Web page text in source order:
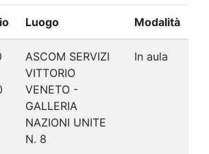
Luogo Modalità
ASCOM SERVIZI
VITTORIO
VENETO -
GALLERIA
NAZIONI UNITE
N. 8
In aula